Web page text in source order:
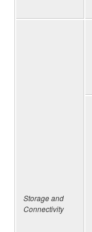
Storage and
Connectivity